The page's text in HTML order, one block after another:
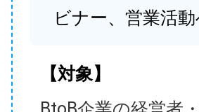
ビナー、営業活
【対象】